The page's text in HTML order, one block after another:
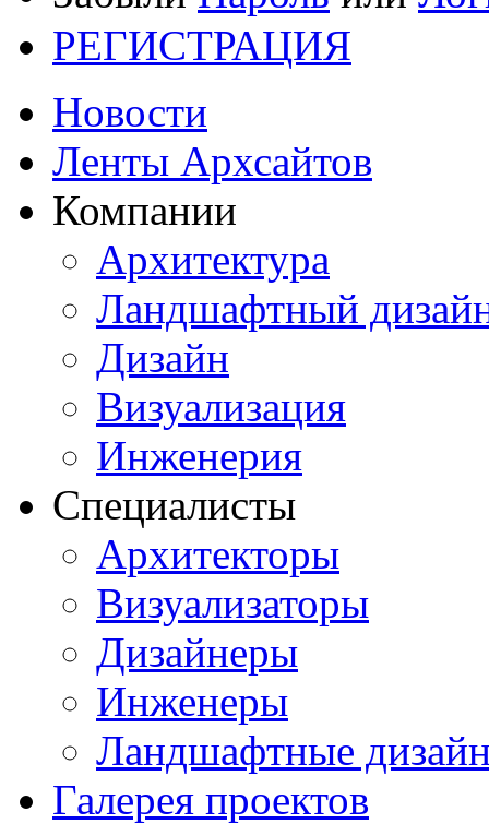
РЕГИСТРАЦИЯ
Новости
Ленты Архсайтов
Компании
Архитектура
Ландшафтный
Дизайн
Визуализация
Инженерия
Специалисты
Архитекторы
Визуализаторы
Дизайнеры
Инженеры
Ландшафтные
Галерея проектов